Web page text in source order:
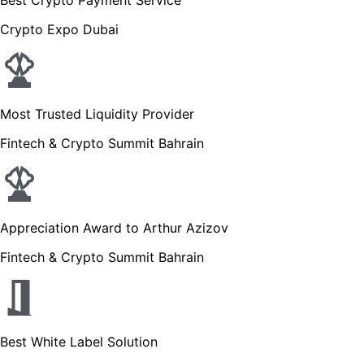
Crypto Expo Dubai
Most Trusted Liquidity Provider
Fintech & Crypto Summit Bahrain
Appreciation Award to Arthur Azizov
Fintech & Crypto Summit Bahrain
Best White Label Solution